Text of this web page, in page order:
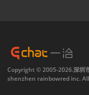
Copyright © 2005-2026.深圳
shenzhen rainbowred inc.